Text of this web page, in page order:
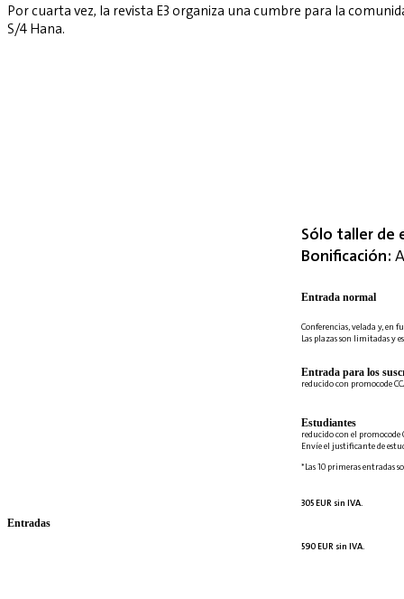
Por cuarta vez, la revista E3 organiza una cumbre para la
S/4 Hana.
Sólo taller de
Bonificación:
Entrada normal
Conferencias, velada y, en
Las plazas son limitadas y
Entrada para los
reducido con promocode
Estudiantes
reducido con el promocode
Envíe el justificante de
*Las 10 primeras entradas
305 EUR sin IVA.
590 EUR sin IVA.
Entradas